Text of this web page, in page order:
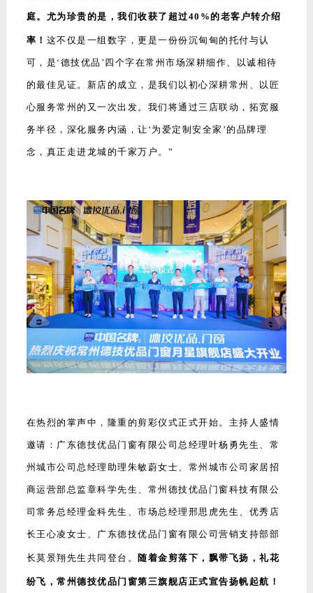
庭。尤为珍贵的是，我们收获了超过40%的老客户转介绍
率！ 这不仅是一组数字，更是一份份沉甸甸的托付与认
可，是‘德技优品’四个字在常州市场深耕细作、以诚相待
的最佳见证。新店的成立，是我们以初心深耕常州、以匠
心服务常州的又一次出发。我们将通过三店联动，拓宽服
务半径，深化服务内涵，让‘为爱定制安全家’的品牌理
念，真正走进龙城的千家万户。”
在热烈的掌声中，隆重的剪彩仪式正式开始。主持人盛情
邀请：广东德技优品门窗有限公司总经理叶杨勇先生、常
州城市公司总经理助理朱敏蔚女士、常州城市公司家居招
商运营部总监章科学先生、常州德技优品门窗科技有限公
司常务总经理金科先生、市场总经理邢思虎先生、优秀店
长王心凌女士、广东德技优品门窗有限公司营销支持部部
长莫景翔先生共同登台。 随着金剪落下，飘带飞扬，礼花
纷飞，常州德技优品门窗第三旗舰店正式宣告扬帆起航！